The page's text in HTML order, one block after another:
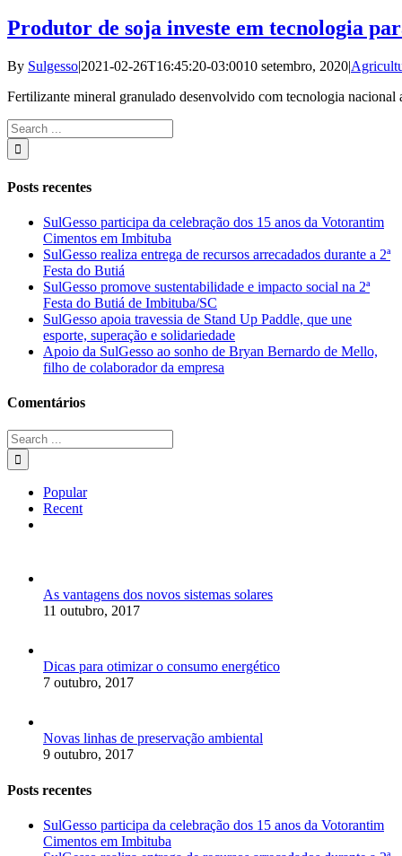
Produtor de soja investe em tecnologia
By Sulgesso|2021-02-26T16:45:20-03:0010 setembro, 2020|
Fertilizante mineral granulado desenvolvido com tecnologia nacional
Search
for:
Posts recentes
SulGesso participa da celebração dos 15 anos da Votorantim
Cimentos em Imbituba
SulGesso realiza entrega de recursos arrecadados durante a 2ª
Festa do Butiá
SulGesso promove sustentabilidade e impacto social na 2ª
Festa do Butiá de Imbituba/SC
SulGesso apoia travessia de Stand Up Paddle, que une
esporte, superação e solidariedade
Apoio da SulGesso ao sonho de Bryan Bernardo de Mello,
filho de colaborador da empresa
Comentários
Search
for:
Popular
Recent
As vantagens dos novos sistemas solares
11 outubro, 2017
Dicas para otimizar o consumo energético
7 outubro, 2017
Novas linhas de preservação ambiental
9 outubro, 2017
Posts recentes
SulGesso participa da celebração dos 15 anos da Votorantim
Cimentos em Imbituba